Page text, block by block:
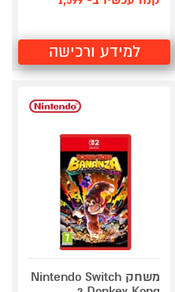
למידע ורכישה
משחק Nintendo Switch